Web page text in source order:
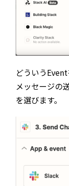
どういう
メッセージの
を選びます。